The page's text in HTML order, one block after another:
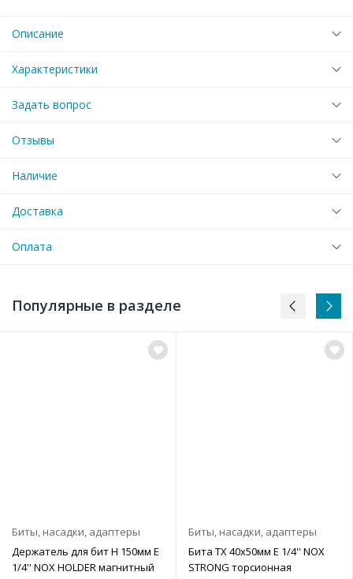
Описание
Характеристики
Задать вопрос
Отзывы
Наличие
Доставка
Оплата
Популярные в разделе
Биты, насадки, адаптеры
Держатель для бит H 150мм E
1/4'' NOX HOLDER магнитный
Биты, насадки, адаптеры
Бита TX 40x50мм E 1/4'' NOX
STRONG торсионная